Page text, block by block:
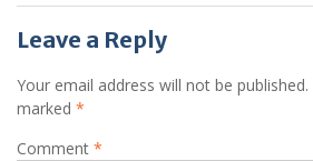
Leave a Reply
Your email address will not be published.
marked *
Comment *